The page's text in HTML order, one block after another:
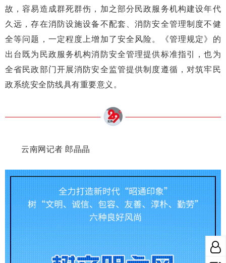
故，容易造成群死群伤，加之部分民政服务机构建设年代
久远，存在消防设施设备不配套、消防安全管理制度不健
全等问题，一定程度上增加了安全风险。《管理规定》的
出台既为民政服务机构消防安全管理提供标准指引，也为
全省民政部门开展消防安全监管提供制度遵循，对筑牢民
政系统安全防线具有重要意义。
云南网记者 郎晶晶